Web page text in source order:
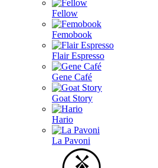
Fellow
Femobook
Flair Espresso
Gene Café
Goat Story
Hario
La Pavoni